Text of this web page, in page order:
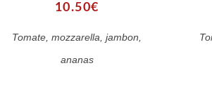
10.50€
Tomate, mozzarella, jambon,
ananas